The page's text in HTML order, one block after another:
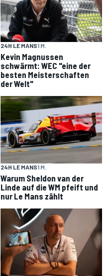
24H LE MANS1 M.
Kevin Magnussen
schwärmt: WEC "eine der
besten Meisterschaften
der Welt"
24H LE MANS1 M.
Warum Sheldon van der
Linde auf die WM pfeift und
nur Le Mans zählt